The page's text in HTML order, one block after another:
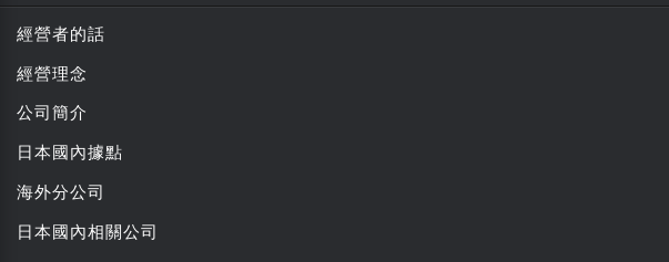
經營者的話
經營理念
公司簡介
日本國內據點
海外分公司
日本國內相關公司